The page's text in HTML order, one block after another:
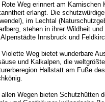
Rote Weg erinnert am
erlangt. Die
im Lechtal
stehen in ihrer Wildheit
Alpenstädte Innsbruck und
Violette Weg bietet wunderbare
und Kalkalpen, die
Hallstatt am Fuße
Wegen bieten Schutzhütten